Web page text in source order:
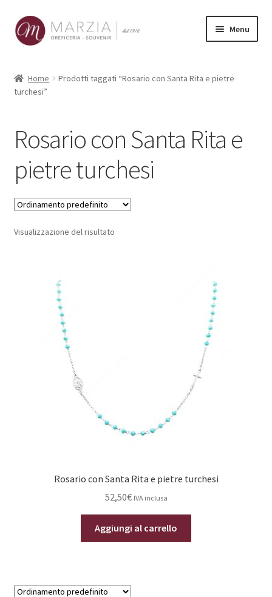
Vai
alla
Vai
al
Menu
Prodotti
Contatti
Home
Prodotti taggati “Rosario con Santa Rita e pietre
turchesi”
Rosario con Santa Rita e
pietre turchesi
Visualizzazione del risultato
Rosario con Santa Rita e pietre turchesi
52,50€ IVA inclusa
Aggiungi al carrello